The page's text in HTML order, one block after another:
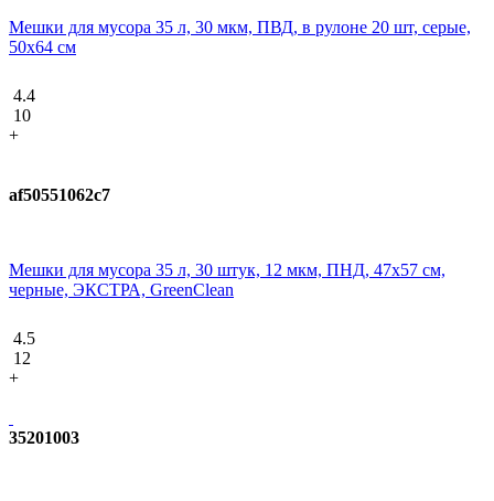
Мешки для мусора 35 л, 30 мкм, ПВД, в рулоне 20 шт, серые,
50х64 см
4.4
10
+
af50551062c7
Мешки для мусора 35 л, 30 штук, 12 мкм, ПНД, 47х57 см,
черные, ЭКСТРА, GreenClean
4.5
12
+
35201003